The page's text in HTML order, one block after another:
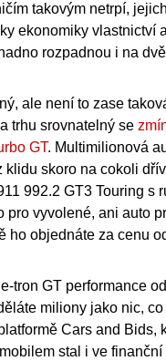
takovým netrpí,
ekonomiky vlastnictví
rozpadnou i na
ale není to zase
trhu srovnatelný se
GT. Multimilionová
skoro na cokoli
992.2 GT3 Touring s
pro vyvolené, ani auto
ho objednáte za cenu
tron GT performance
miliony jako nic,
Cars and Bids,
stal i ve finanční